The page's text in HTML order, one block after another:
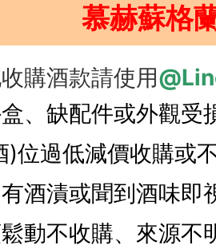
慕赫蘇格
購酒款請使用
、缺配件或外觀受
)位過低減價收購或
酒漬或聞到酒味即
動不收購、來源不